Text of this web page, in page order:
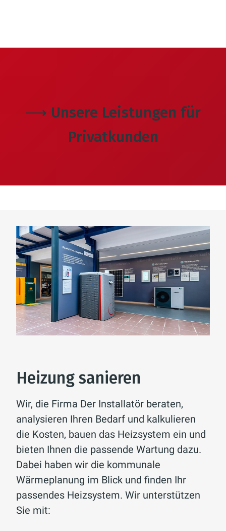
⟶ Unsere Leistungen für
Privatkunden
Heizung sanieren
Wir, die Firma Der Installatör beraten,
analysieren Ihren Bedarf und kalkulieren
die Kosten, bauen das Heizsystem ein und
bieten Ihnen die passende Wartung dazu.
Dabei haben wir die kommunale
Wärmeplanung im Blick und finden Ihr
passendes Heizsystem. Wir unterstützen
Sie mit: